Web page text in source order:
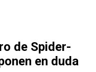
de Spider-
en duda